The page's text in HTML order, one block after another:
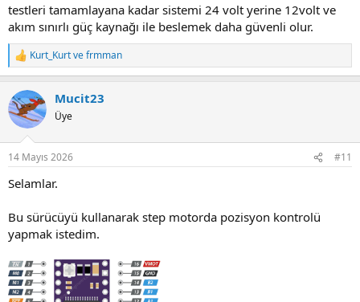
testleri tamamlayana kadar sistemi 24 volt yerine 12volt ve
akım sınırlı güç kaynağı ile beslemek daha güvenli olur.
R
e
c
t
i
s
Kurt_Kurtvefrmman
Mucit23
Üye
14 Mayıs 2026 #11
Selamlar.
Bu sürücüyü kullanarak step motorda pozisyon kontrolü
yapmak istedim.